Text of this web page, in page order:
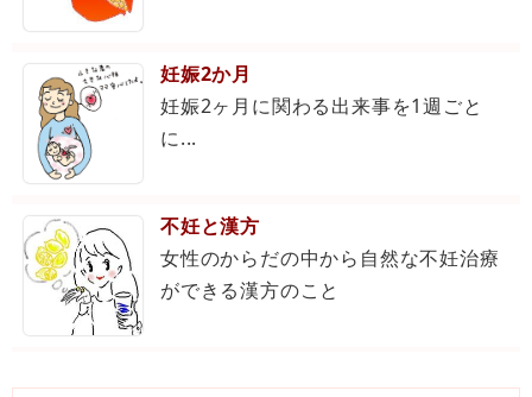
妊娠2か月
妊娠2ヶ月に関わる出来事を1週ごと
に...
不妊と漢方
女性のからだの中から自然な不妊治療
ができる漢方のこと